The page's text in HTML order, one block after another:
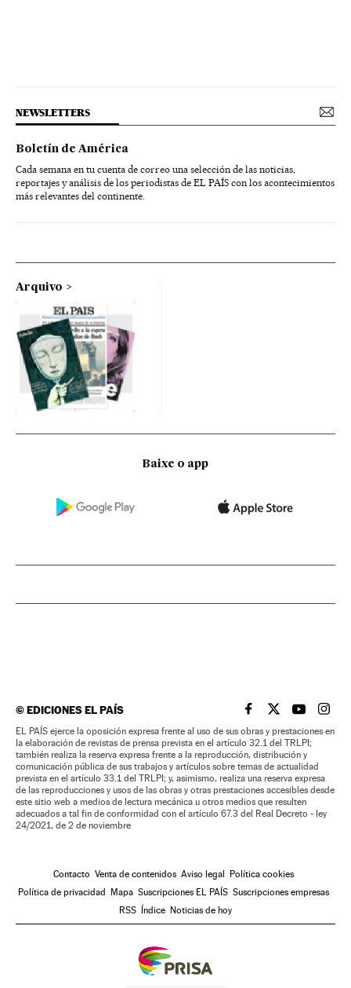
NEWSLETTERS
Boletín de América
Cada semana en tu cuenta de correo una selección de las noticias,
reportajes y análisis de los periodistas de EL PAÍS con los acontecimientos
más relevantes del continente.
Arquivo
Baixe o app
©EDICIONES EL PAÍS EL PAÍS BRASIL EN
EL PAÍSEL PAÍS
EL
EL PAÍS ejerce la oposición expresa frente al uso de sus obras y prestaciones en
la elaboración de revistas de prensa prevista en el artículo 32.1 del TRLPI;
también realiza la reserva expresa frente a la reproducción, distribución y
comunicación pública de sus trabajos y artículos sobre temas de actualidad
prevista en el artículo 33.1 del TRLPI; y, asimismo, realiza una reserva expresa
de las reproducciones y usos de las obras y otras prestaciones accesibles desde
este sitio web a medios de lectura mecánica u otros medios que resulten
adecuados a tal fin de conformidad con el artículo 67.3 del Real Decreto - ley
24/2021, de 2 de noviembre
Contacto Venta de contenidos Aviso legal
Política cookies
Política de privacidad
Mapa Suscripciones EL PAÍS Suscripciones empresas
RSS
Índice Noticias de hoy